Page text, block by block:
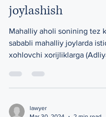
joylashish
Mahalliy aholi sonining tez
sababli mahalliy joylarda
xohlovchi xorijliklarga
lawyer